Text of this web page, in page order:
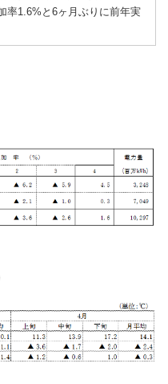
率1.6%と6ヶ月ぶりに前年実